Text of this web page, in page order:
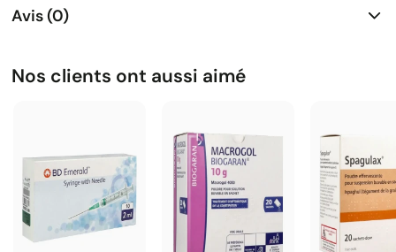
Avis (0)
Nos clients ont aussi aimé